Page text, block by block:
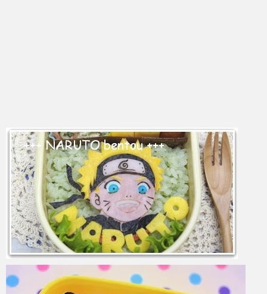
2017年6月9日